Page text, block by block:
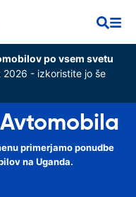
po vsem svetu
2026 - izkoristite jo še
primerjamo ponudbe
na Uganda.